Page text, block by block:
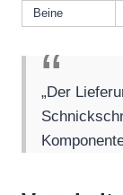
Beine
„Der